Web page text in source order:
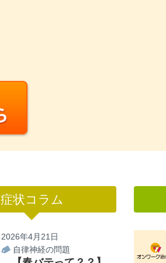
症状コラム
2026年4月21日
自律神経の問題